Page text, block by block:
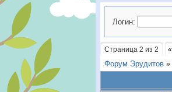
Логин:
Страница 2 из 2 «
Форум Эрудитов »